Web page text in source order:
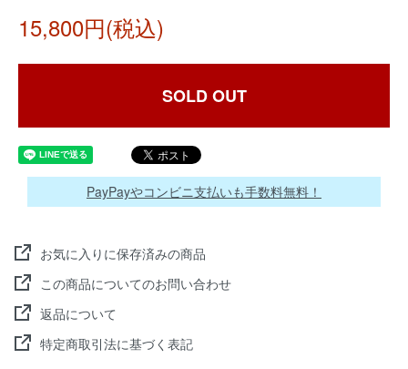
15,800円(税込)
SOLD OUT
PayPayやコンビニ支払いも手数料無料！
お気に入りに保存済みの商品
この商品についてのお問い合わせ
返品について
特定商取引法に基づく表記